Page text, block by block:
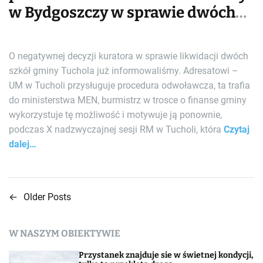
w Bydgoszczy w sprawie dwóch
O negatywnej decyzji kuratora w sprawie likwidacji dwóch
szkół gminy Tuchola już informowaliśmy. Adresatowi –
UM w Tucholi przysługuje procedura odwoławcza, ta trafia
do ministerstwa MEN, burmistrz w trosce o finanse gminy
wykorzystuje tę możliwość i motywuje ją ponownie,
podczas X nadzwyczajnej sesji RM w Tucholi, która Czytaj
dalej…
N
← Older Posts
W NASZYM OBIEKTYWIE
Przystanek znajduje sie w świetnej kondycji,